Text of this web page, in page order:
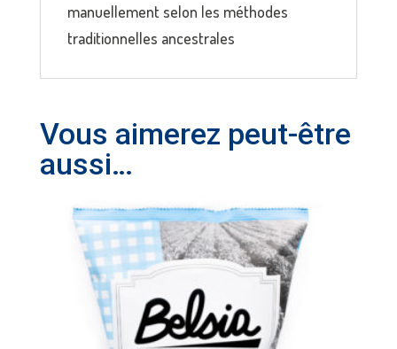
manuellement selon les méthodes
traditionnelles ancestrales
Vous aimerez peut-être
aussi…